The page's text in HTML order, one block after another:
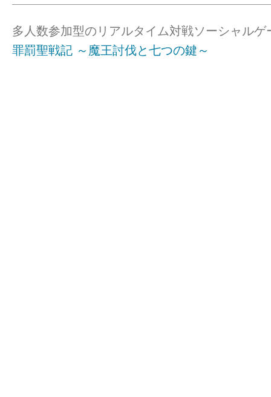
多人数参加型のリアルタイム対戦ソーシャルゲ
罪罰聖戦記 ～魔王討伐と七つの鍵～